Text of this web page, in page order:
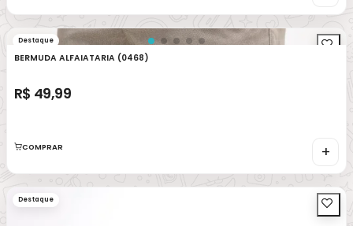
Destaque
BERMUDA ALFAIATARIA (0468)
R$ 49,99
COMPRAR +
Destaque